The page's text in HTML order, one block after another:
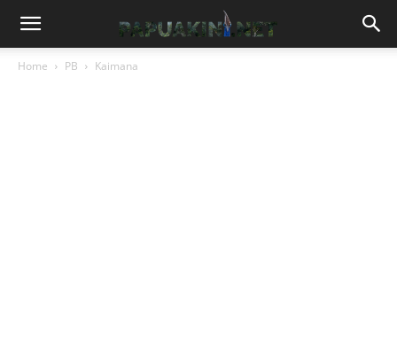
Home PB Kaimana